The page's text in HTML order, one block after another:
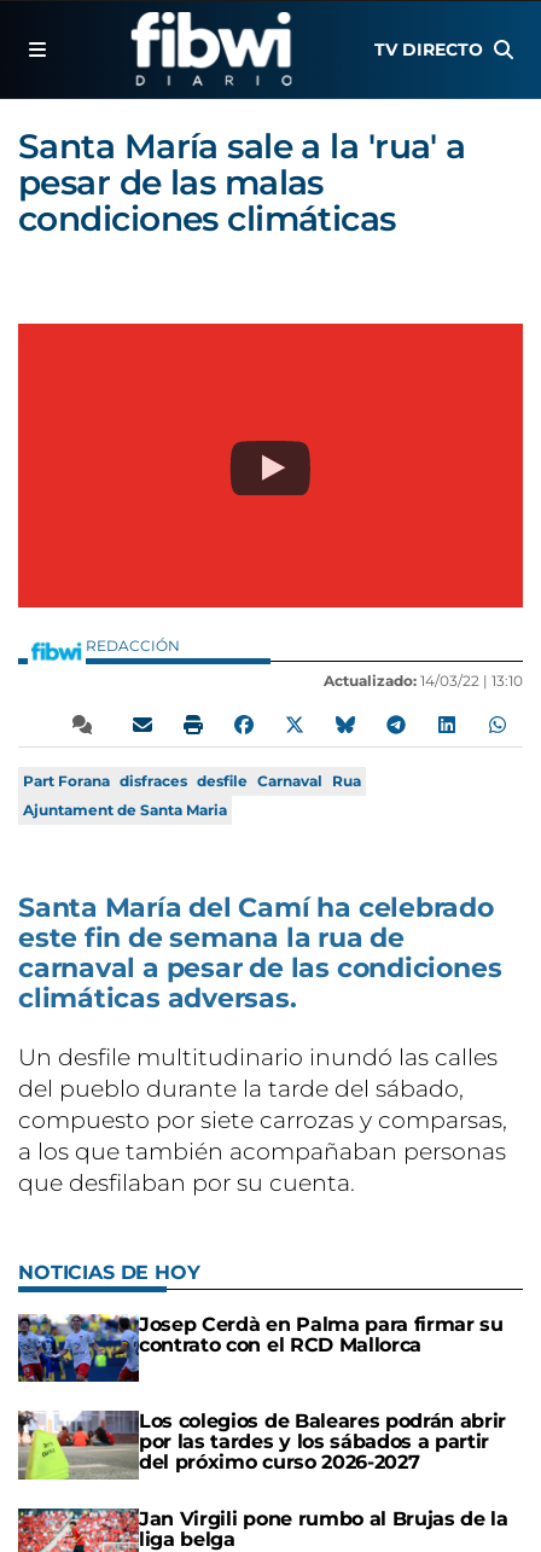
TV DIRECTO
Santa María sale a la 'rua' a
pesar de las malas
condiciones climáticas
REDACCIÓN
Actualizado: 14/03/22 | 13:10
Part Forana disfraces desfile Carnaval
Rua
Ajuntament de Santa Maria
Santa María del Camí ha celebrado
este fin de semana la rua de
carnaval a pesar de las condiciones
climáticas adversas.
Un desfile multitudinario inundó las calles
del pueblo durante la tarde del sábado,
compuesto por siete carrozas y comparsas,
a los que también acompañaban personas
que desfilaban por su cuenta.
NOTICIAS DE HOY
Josep Cerdà en Palma para firmar su
contrato con el RCD Mallorca
Los colegios de Baleares podrán abrir
por las tardes y los sábados a partir
del próximo curso 2026-2027
Jan Virgili pone rumbo al Brujas de la
liga belga